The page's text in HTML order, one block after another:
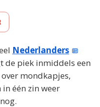
Nederlanders
de piek inmiddels een
mondkapjes,
één zin weer